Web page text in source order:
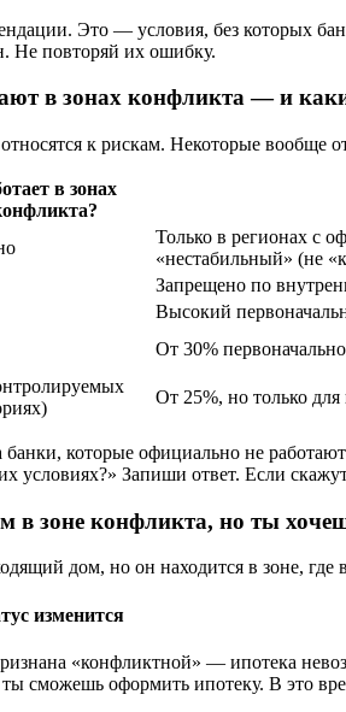
Это — условия, без которых
Не повторяй их ошибку.
в зонах конфликта — и
к рискам. Некоторые вообще
в зонах
Только в регионах с
«нестабильный» (не
Запрещено по
Высокий
От 30%
От 25%, но только
банки, которые официально не
условиях?» Запиши ответ. Если
в зоне конфликта, но ты
дом, но он находится в зоне, где
изменится
«конфликтной» — ипотека
сможешь оформить ипотеку. В это